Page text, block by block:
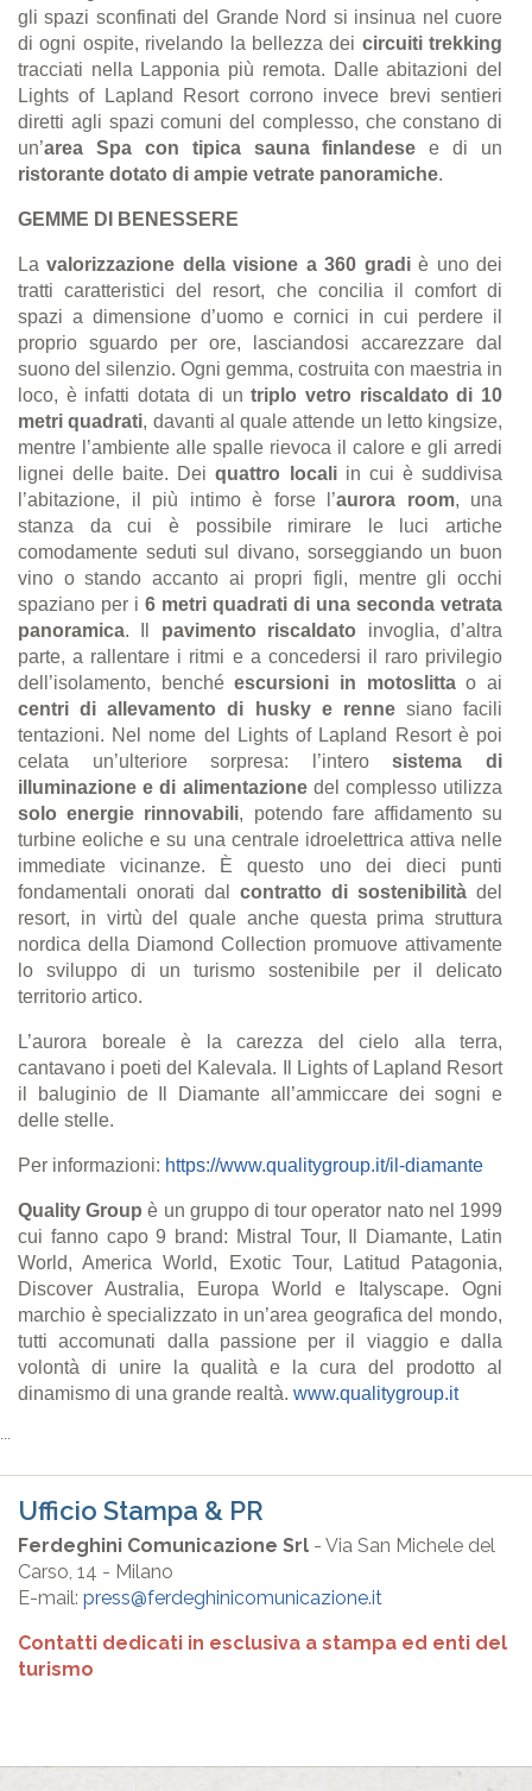
gli spazi sconfinati del Grande Nord si insinua nel cuore
di ogni ospite, rivelando la bellezza dei circuiti trekking
tracciati nella Lapponia più remota. Dalle abitazioni del
Lights of Lapland Resort corrono invece brevi sentieri
diretti agli spazi comuni del complesso, che constano di
un’area Spa con tipica sauna finlandese e di un
ristorante dotato di ampie vetrate panoramiche.
GEMME DI BENESSERE
Lavalorizzazione della visione a 360 gradiè uno dei
tratti caratteristici del resort, che concilia il comfort di
spazi a dimensione d’uomo e cornici in cui perdere il
proprio sguardo per ore, lasciandosi accarezzare dal
suono del silenzio. Ogni gemma, costruita con maestria in
loco, è infatti dotata di untriplo vetro riscaldato di 10
metri quadrati, davanti al quale attende un letto kingsize,
mentre l’ambiente alle spalle rievoca il calore e gli arredi
lignei delle baite. Deiquattro locali in cui è suddivisa
l’abitazione, il più intimo è forse l’aurora room, una
stanza da cui è possibile rimirare le luci artiche
comodamente seduti sul divano, sorseggiando un buon
vino o stando accanto ai propri figli, mentre gli occhi
spaziano per i 6 metri quadrati di una seconda vetrata
panoramica. Il pavimento riscaldato invoglia, d’altra
parte, a rallentare i ritmi e a concedersi il raro privilegio
dell’isolamento, benchéescursioni in motoslittao ai
centri di allevamento di husky e rennesiano facili
tentazioni. Nel nome del Lights of Lapland Resort è poi
celata un’ulteriore sorpresa: l’interosistema di
illuminazione e di alimentazione del complesso utilizza
solo energie rinnovabili, potendo fare affidamento su
turbine eoliche e su una centrale idroelettrica attiva nelle
immediate vicinanze. È questo uno dei dieci punti
fondamentali onorati dal contratto di sostenibilità del
resort, in virtù del quale anche questa prima struttura
nordica della Diamond Collection promuove attivamente
lo sviluppo di un turismo sostenibile per il delicato
territorio artico.
L’aurora boreale è la carezza del cielo alla terra,
cantavano i poeti del Kalevala. Il Lights of Lapland Resort
il baluginio de Il Diamante all’ammiccare dei sogni e
delle stelle.
Per informazioni: https://www.qualitygroup.it/il-diamante
Quality Groupè un gruppo di tour operator nato nel 1999
cui fanno capo 9 brand: Mistral Tour, Il Diamante, Latin
World, America World, Exotic Tour, Latitud Patagonia,
Discover Australia, Europa World e Italyscape. Ogni
marchio è specializzato in un’area geografica del mondo,
tutti accomunati dalla passione per il viaggio e dalla
volontà di unire la qualità e la cura del prodotto al
dinamismo di una grande realtà. www.qualitygroup.it
...
Ufficio Stampa & PR
Ferdeghini Comunicazione Srl - Via San Michele del
Carso, 14 - Milano
E-mail: press@ferdeghinicomunicazione.it
Contatti dedicati in esclusiva a stampa ed enti del
turismo